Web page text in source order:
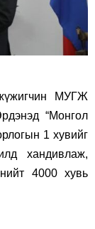
МУГЖ
“Монгол
1 хувийг
хандивлаж,
4000 хувь